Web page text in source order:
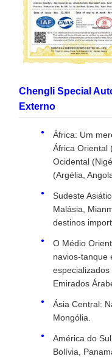
Chengli Special
Externo
África: Um
África Oriental
Ocidental
(Argélia,
Sudeste
Malásia,
destinos
O Médio
navios-tanque
Emirados
Ásia Central:
Mongólia.
América do
Bolívia,